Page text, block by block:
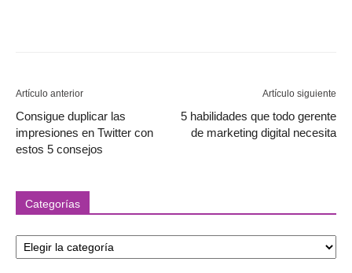
Artículo anterior
Consigue duplicar las
impresiones en Twitter con
estos 5 consejos
Artículo siguiente
5 habilidades que todo gerente
de marketing digital necesita
Categorías